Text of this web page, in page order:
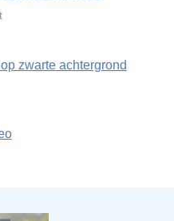
zwarte achtergrond